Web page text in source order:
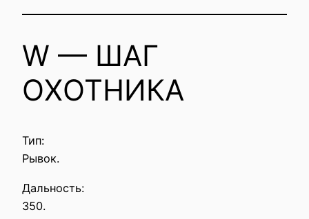
W — ШАГ
ОХОТНИКА
Тип:
Рывок.
Дальность:
350.